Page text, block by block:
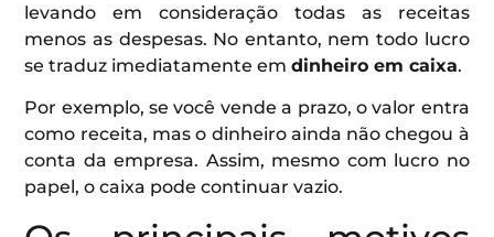
levando em consideração todas as receitas
menos as despesas. No entanto, nem todo lucro
se traduz imediatamente emdinheiro em caixa.
Por exemplo, se você vende a prazo, o valor entra
como receita, mas o dinheiro ainda não chegou à
conta da empresa. Assim, mesmo com lucro no
papel, o caixa pode continuar vazio.